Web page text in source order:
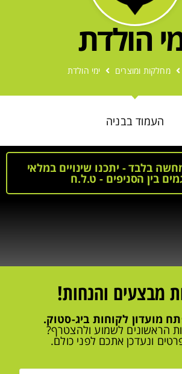
הולדת
מחלקות ומוצרים ימי הולדת
העמוד בבניה
בלבד - יתכנו שינויים במלאי
בין הסניפים - ט.ל.ח
מבצעים והנחות!
מועדון לקוחות ביג-סטוק.
הראשונים לשמוע ולהצטרף?
ונעדכן אתכם לפני כולם.